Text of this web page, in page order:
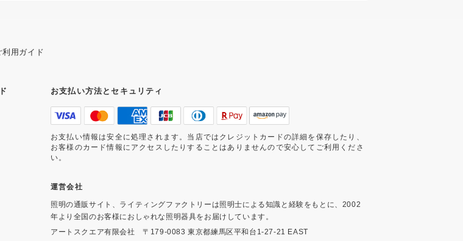
利用ガイド
お支払い方法とセキュリティ
お支払い情報は安全に処理されます。当店ではクレジットカードの詳細を保存したり、
お客様のカード情報にアクセスしたりすることはありませんので安心してご利用くださ
い。
運営会社
照明の通販サイト、ライティングファクトリーは照明士による知識と経験をもとに、2002
年より全国のお客様におしゃれな照明器具をお届けしています。
アートスクエア有限会社〒179-0083 東京都練馬区平和台1-27-21 EAST